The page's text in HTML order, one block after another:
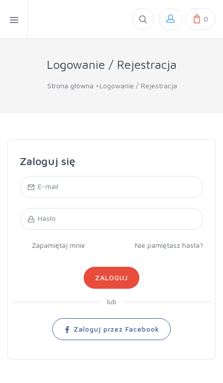
0
Logowanie / Rejestracja
Strona główna Logowanie / Rejestracja
Zaloguj się
Zapamiętaj mnie Nie pamiętasz hasła?
ZALOGUJ
lub
Zaloguj przez Facebook